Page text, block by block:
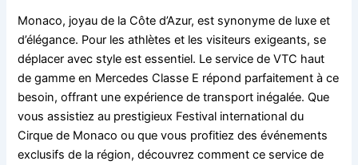
Monaco, joyau de la Côte d’Azur, est synonyme de luxe et
d’élégance. Pour les athlètes et les visiteurs exigeants, se
déplacer avec style est essentiel. Le service de VTC haut
de gamme en Mercedes Classe E répond parfaitement à ce
besoin, offrant une expérience de transport inégalée. Que
vous assistiez au prestigieux Festival international du
Cirque de Monaco ou que vous profitiez des événements
exclusifs de la région, découvrez comment ce service de